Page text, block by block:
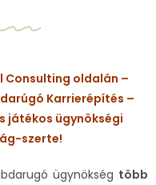
Consulting oldalán –
Karrierépítés –
játékos ügynökségi
szerte!
ügynökség több